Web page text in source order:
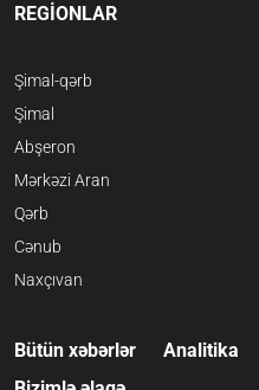
REGİONLAR
Şimal-qərb
Şimal
Abşeron
Mərkəzi Aran
Qərb
Cənub
Naxçıvan
Bütün xəbərlər Analitika